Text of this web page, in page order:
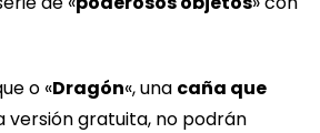
o «Dragón«, una caña que
versión gratuita, no podrán